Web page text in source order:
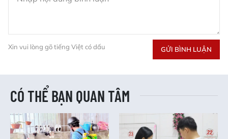
Xin vui lòng gõ tiếng Việt có dấu GỬI BÌNH LUẬN
CÓ THỂ BẠN QUAN TÂM